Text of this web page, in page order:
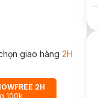
giao hàng 2H
2H
100k